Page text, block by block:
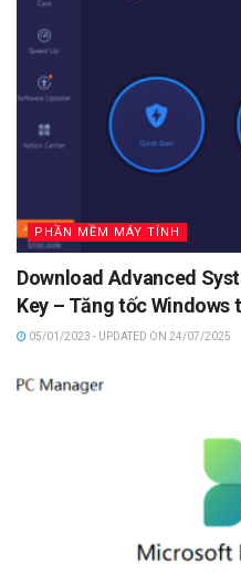
PHẦN MỀM MÁY TÍNH
Download Advanced
Key – Tăng tốc Windows
05/01/2023 - UPDATED ON 24/07/2025